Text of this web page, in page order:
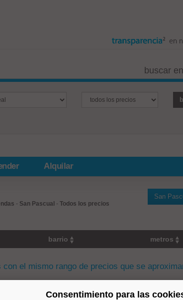
buscar
Alquilar
- San Pascual - Todos los precios
San
barrio metros
con el mismo rango de precios que se
Consentimiento para las